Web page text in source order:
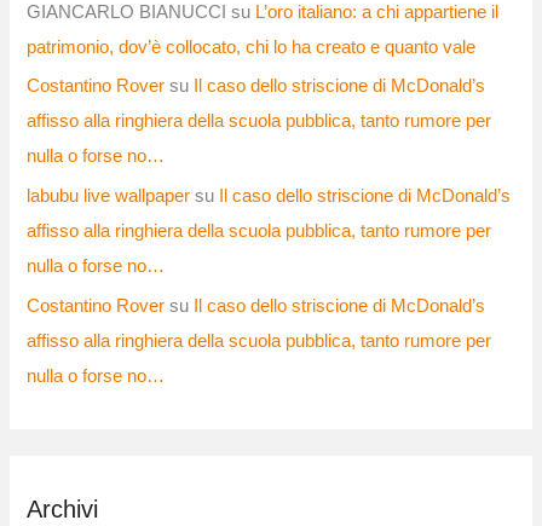
GIANCARLO BIANUCCI su L’oro italiano: a chi appartiene il
patrimonio, dov’è collocato, chi lo ha creato e quanto vale
Costantino Rover su
Il caso dello striscione di McDonald’s
affisso alla ringhiera della scuola pubblica, tanto rumore per
nulla o forse no…
labubu live wallpaper su
Il caso dello striscione di McDonald’s
affisso alla ringhiera della scuola pubblica, tanto rumore per
nulla o forse no…
Costantino Rover su
Il caso dello striscione di McDonald’s
affisso alla ringhiera della scuola pubblica, tanto rumore per
nulla o forse no…
Archivi